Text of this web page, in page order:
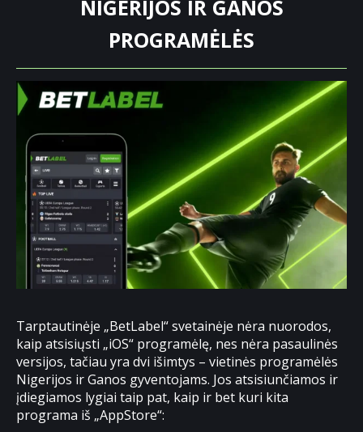
NIGERIJOS IR GANOS
PROGRAMĖLĖS
Tarptautinėje „BetLabel“ svetainėje nėra nuorodos,
kaip atsisiųsti „iOS“ programėlę, nes nėra pasaulinės
versijos, tačiau yra dvi išimtys – vietinės programėlės
Nigerijos ir Ganos gyventojams. Jos atsisiunčiamos ir
įdiegiamos lygiai taip pat, kaip ir bet kuri kita
programa iš „AppStore“: